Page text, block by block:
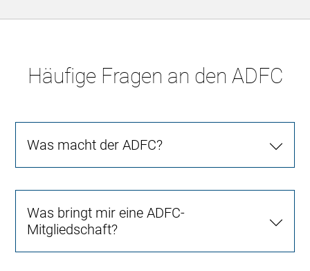
Häufige Fragen an den ADFC
Was macht der ADFC?
Was bringt mir eine ADFC-
Mitgliedschaft?